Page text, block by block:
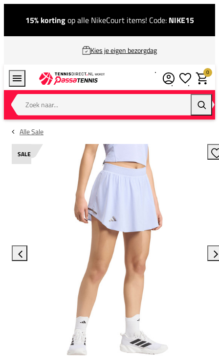
15% kortingop alle NikeCourt items! Code: NIKE15
Kies je eigen bezorgdag
Zoek naar...
0
Alle Sale
SALE